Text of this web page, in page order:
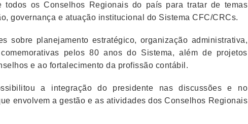
todos os Conselhos Regionais do país para tratar de temas
governança e atuação institucional do Sistema CFC/CRCs.
sobre planejamento estratégico, organização administrativa,
pelos 80 anos do Sistema, além de projetos
e ao fortalecimento da profissão contábil.
a integração do presidente nas discussões e no
envolvem a gestão e as atividades dos Conselhos Regionais